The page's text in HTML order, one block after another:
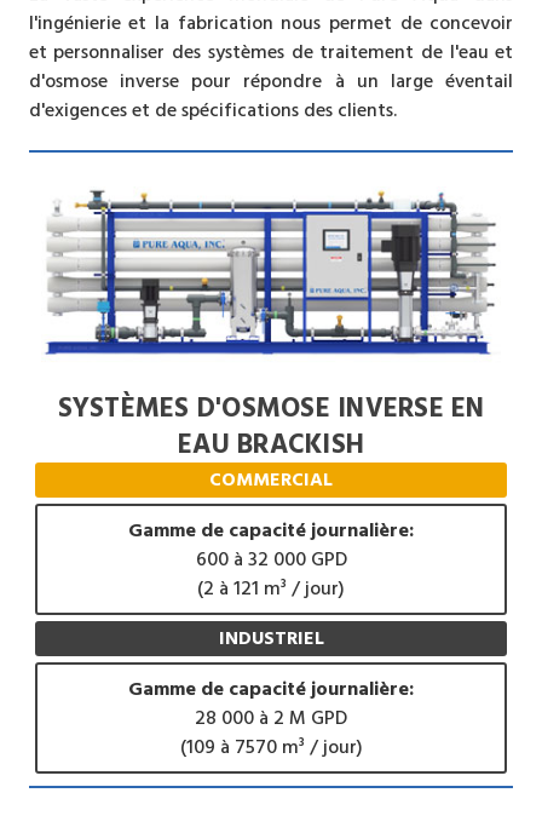
l'ingénierie et la fabrication nous permet de concevoir
et personnaliser des systèmes de traitement de l'eau et
d'osmose inverse pour répondre à un large éventail
d'exigences et de spécifications des clients.
SYSTÈMES D'OSMOSE INVERSE EN
EAU BRACKISH
COMMERCIAL
Gamme de capacité journalière:
600 à 32 000 GPD
(2 à 121 m³ / jour)
INDUSTRIEL
Gamme de capacité journalière:
28 000 à 2 M GPD
(109 à 7570 m³ / jour)